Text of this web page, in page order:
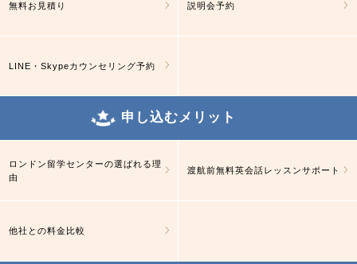
無料お見積り 説明会予約
LINE・Skypeカウンセリング予約
申し込むメリット
ロンドン留学センターの選ばれる理
由
渡航前無料英会話レッスンサポート
他社との料金比較